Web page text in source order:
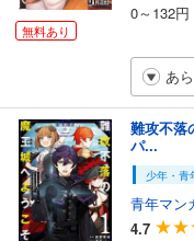
無料あり
0～132円
あ
難攻不落
パ...
少年・青
青年マン
4.7